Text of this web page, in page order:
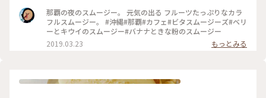
那覇の夜のスムージー。 元気の出る フルーツたっぷりなカラ
フルスムージー。 #沖縄#那覇#カフェ#ビタスムージーズ#ベリ
ーとキウイのスムージー#バナナときな粉のスムージー
2019.03.23
もっとみる